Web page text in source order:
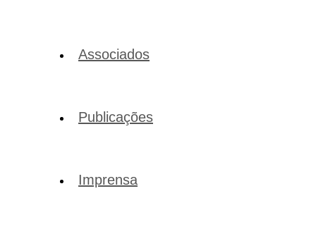
Associados
Publicações
Imprensa